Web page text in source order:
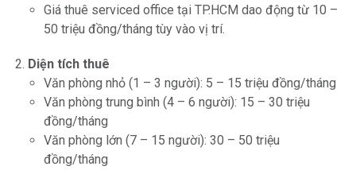
Giá thuê serviced office tại TP.HCM dao động từ 10 –
50 triệu đồng/tháng tùy vào vị trí.
Diện tích thuê
Văn phòng nhỏ (1 – 3 người): 5 – 15 triệu đồng/tháng
Văn phòng trung bình (4 – 6 người): 15 – 30 triệu
đồng/tháng
Văn phòng lớn (7 – 15 người): 30 – 50 triệu
đồng/tháng